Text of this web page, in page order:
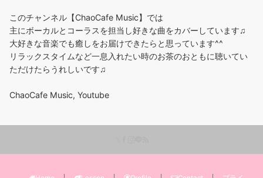
このチャンネル【ChaoCafe Music】では
主にボーカルとコーラスを担当し好きな曲をカバーしています♫
大好きな音楽でも癒しをお届けできたらと思っています^^
リラックスタイムなど一息入れたい時のお茶のおともに聴いてい
ただけたらうれしいです♫
ChaoCafe Music, Youtube